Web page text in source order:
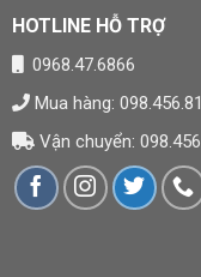
HOTLINE HỖ TRỢ
0968.47.6866
Mua hàng:
Vận chuyển: